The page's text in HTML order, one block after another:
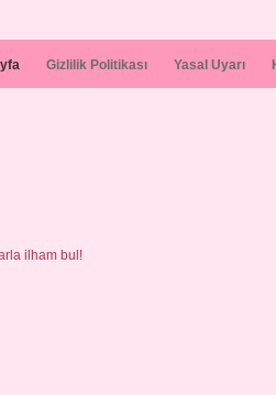
Gizlilik Politikası Yasal Uyarı
ilham bul!